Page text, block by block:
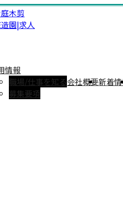
情報
職場/仕事を知る
募集要項
会社概要新着